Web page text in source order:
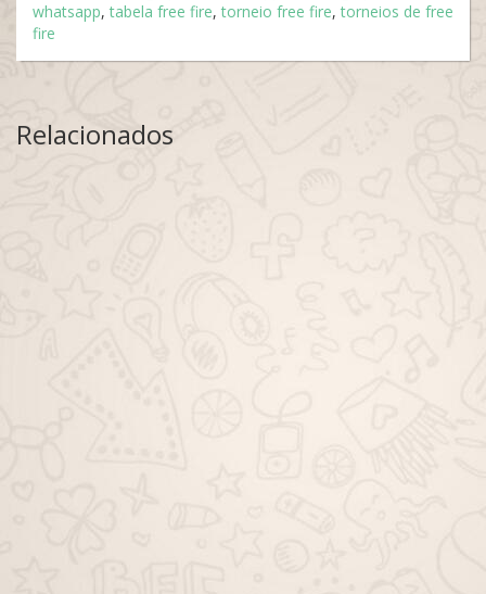
whatsapp,tabela free fire,torneio free fire,torneios de free
fire
Relacionados